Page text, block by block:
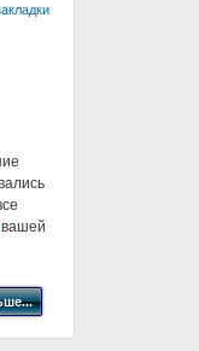
вашей